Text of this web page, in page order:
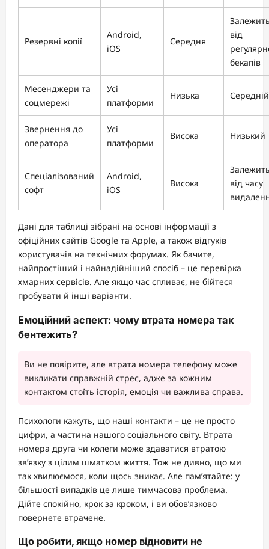
Резервні копії
Android,
iOS
Середня
від
бекапів
Месенджери та
соцмережі
Усі
платформи
Низька Середній
Звернення до
оператора
Усі
платформи
Висока Низький
Спеціалізований
софт
Android,
iOS
Висока
від часу
Дані для таблиці зібрані на основі інформації з
офіційних сайтів Google та Apple, а також відгуків
користувачів на технічних форумах. Як бачите,
найпростіший і найнадійніший спосіб – це перевірка
хмарних сервісів. Але якщо час спливає, не бійтеся
пробувати й інші варіанти.
Емоційний аспект: чому втрата номера так
бентежить?
Ви не повірите, але втрата номера телефону може
викликати справжній стрес, адже за кожним
контактом стоїть історія, емоція чи важлива справа.
Психологи кажуть, що наші контакти – це не просто
цифри, а частина нашого соціального світу. Втрата
номера друга чи колеги може здаватися втратою
зв’язку з цілим шматком життя. Тож не дивно, що ми
так хвилюємося, коли щось зникає. Але пам’ятайте: у
більшості випадків це лише тимчасова проблема.
Дійте спокійно, крок за кроком, і ви обов’язково
повернете втрачене.
Що робити, якщо номер відновити не